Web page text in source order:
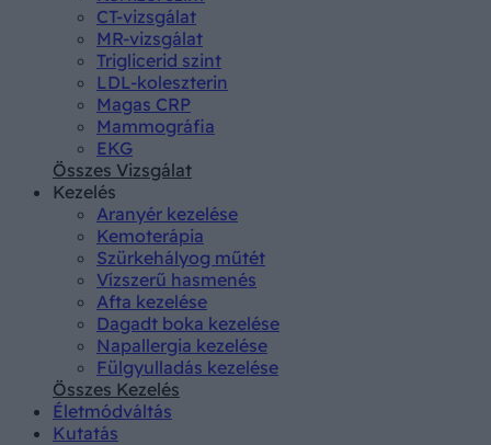
CT-vizsgálat
MR-vizsgálat
Triglicerid szint
LDL-koleszterin
Magas CRP
Mammográfia
EKG
Összes Vizsgálat
Kezelés
Aranyér kezelése
Kemoterápia
Szürkehályog műtét
Vízszerű hasmenés
Afta kezelése
Dagadt boka kezelése
Napallergia kezelése
Fülgyulladás kezelése
Összes Kezelés
Életmódváltás
Kutatás